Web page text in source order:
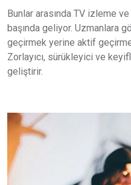
Bunlar arasında TV izleme
başında geliyor. Uzmanlara
geçirmek yerine aktif
Zorlayıcı, sürükleyici ve
geliştirir.